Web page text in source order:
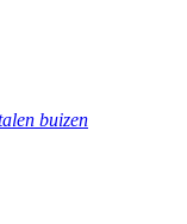
buizen